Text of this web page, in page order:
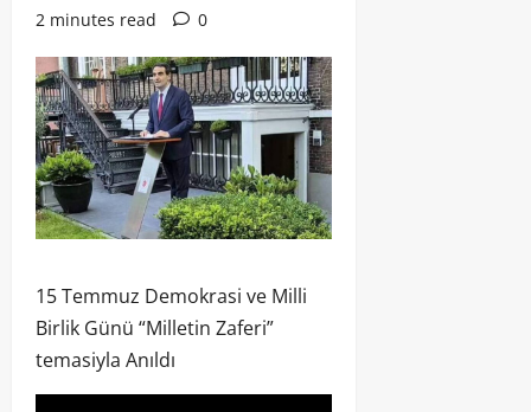
2 minutes read
0
15 Temmuz Demokrasi ve Milli
Birlik Günü “Milletin Zaferi”
temasiyla Anıldı